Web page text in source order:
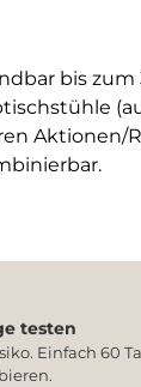
bis zum
Aktionen/
testen
Einfach 60